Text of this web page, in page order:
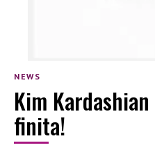
NEWS
Kim
finita!